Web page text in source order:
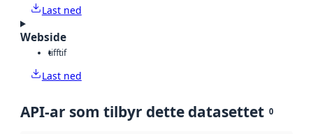
Last ned
Webside
tifftif
Last ned
API-ar som tilbyr dette datasettet 0